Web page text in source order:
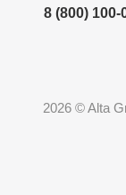
8 (800) 100-
2026 © Alta